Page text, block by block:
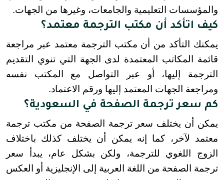
والمؤسسات التعليمية والجامعات، وغيرها من الجهات.
كيف اتأكد أن مكتب الترجمة معتمد؟
ومراجعة الجهات المعتمد إليها ورقم الاعتماد.
كم سعر ترجمة الصفحة في السعودية؟